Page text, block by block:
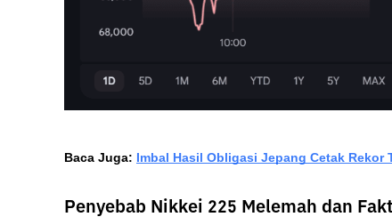
Baca Juga: Imbal Hasil Obligasi Jepang Cetak Rekor
Penyebab Nikkei 225 Melemah dan